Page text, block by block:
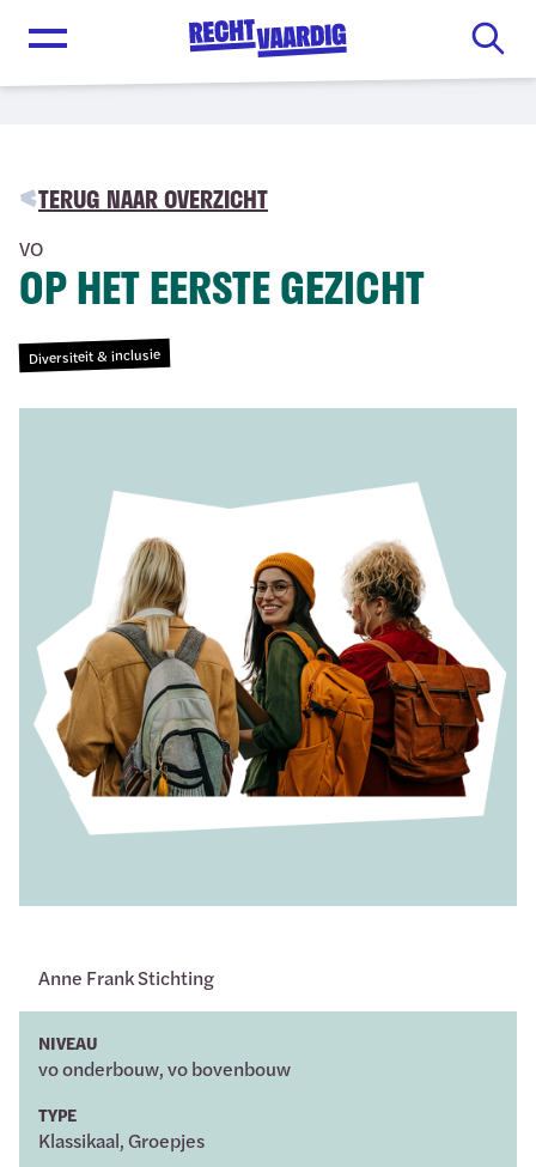
Open menu
TERUG NAAR OVERZICHT
VO
OP HET EERSTE GEZICHT
Diversiteit & inclusie
Anne Frank Stichting
NIVEAU
vo onderbouw, vo bovenbouw
TYPE
Klassikaal, Groepjes